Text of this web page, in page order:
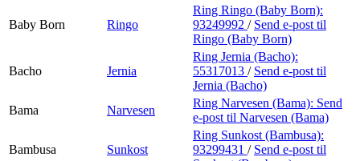
Baby Born Ringo
Ring Ringo (Baby Born):
93249992 / Send e-post til
Ringo (Baby Born)
Bacho Jernia
Ring Jernia (Bacho):
55317013 / Send e-post til
Jernia (Bacho)
Bama
Narvesen
Ring Narvesen (Bama): Send
e-post til Narvesen (Bama)
Bambusa Sunkost
Ring Sunkost (Bambusa):
93299431 / Send e-post til